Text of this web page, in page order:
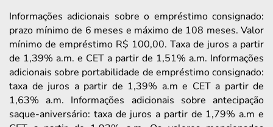
Informações adicionais sobre o empréstimo consignado:
prazo mínimo de 6 meses e máximo de 108 meses. Valor
mínimo de empréstimo R$ 100,00. Taxa de juros a partir
de 1,39% a.m. e CET a partir de 1,51% a.m. Informações
adicionais sobre portabilidade de empréstimo consignado:
taxa de juros a partir de 1,39% a.m e CET a partir de
1,63% a.m. Informações adicionais sobre antecipação
saque-aniversário: taxa de juros a partir de 1,79% a.m e